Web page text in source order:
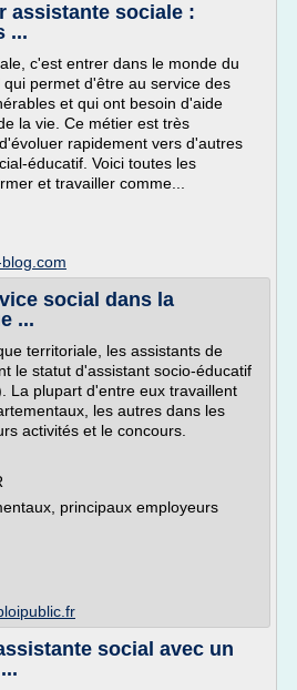
assistante sociale :
...
c'est entrer dans le monde du
permet d'être au service des
et qui ont besoin d'aide
la vie. Ce métier est très
rapidement vers d'autres
éducatif. Voici toutes les
et travailler comme...
social dans la
...
territoriale, les assistants de
le statut d'assistant socio-éducatif
La plupart d'entre eux travaillent
les autres dans les
activités et le concours.
principaux employeurs
social avec un